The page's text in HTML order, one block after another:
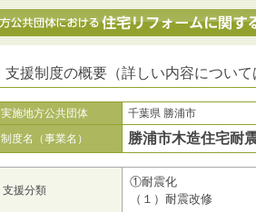
支援制度の概要（詳しい内容につい
実施地方公共団体
千葉県 勝浦市
制度名（事業名）
勝浦市木造住宅耐
支援分類
①耐震化
（１）耐震改修